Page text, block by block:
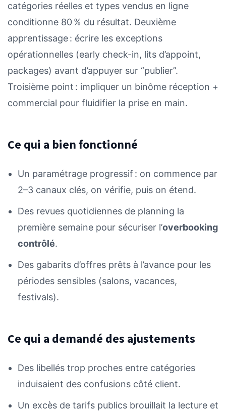
catégories réelles et types vendus en ligne
conditionne 80 % du résultat. Deuxième
apprentissage : écrire les exceptions
opérationnelles (early check-in, lits d’appoint,
packages) avant d’appuyer sur “publier”.
Troisième point : impliquer un binôme réception +
commercial pour fluidifier la prise en main.
Ce qui a bien fonctionné
Un paramétrage progressif : on commence par
2–3 canaux clés, on vérifie, puis on étend.
Des revues quotidiennes de planning la
première semaine pour sécuriser l’overbooking
contrôlé.
Des gabarits d’offres prêts à l’avance pour les
périodes sensibles (salons, vacances,
festivals).
Ce qui a demandé des ajustements
Des libellés trop proches entre catégories
induisaient des confusions côté client.
Un excès de tarifs publics brouillait la lecture et